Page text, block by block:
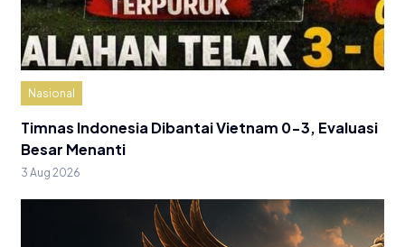
Nasional
Timnas Indonesia Dibantai Vietnam 0-3, Evaluasi
Besar Menanti
3 Aug 2026